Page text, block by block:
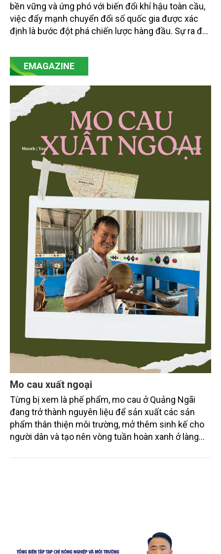
bền vững và ứng phó với biến đổi khí hậu toàn cầu,
việc đẩy mạnh chuyển đổi số quốc gia được xác
định là bước đột phá chiến lược hàng đầu. Sự ra đời
mạnh mẽ, thúc đẩy quá trình cải cách toàn diện,
minh bạch hóa chuỗi cung ứng và nâng cao hiệu
then chốt là nông nghiệp và môi trường.
EMAGAZINE
Mo cau xuất ngoại
Từng bị xem là phế phẩm, mo cau ở Quảng Ngãi
đang trở thành nguyên liệu để sản xuất các sản
phẩm thân thiện môi trường, mở thêm sinh kế cho
người dân và tạo nên vòng tuần hoàn xanh ở làng
chén, dĩa... từ mo cau đã được thị trường trong nước